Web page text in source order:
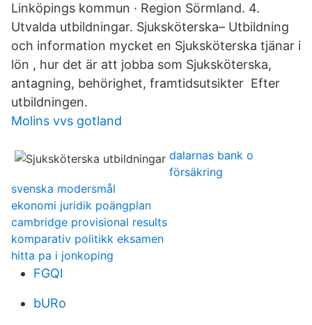
Linköpings kommun · Region Sörmland. 4.
Utvalda utbildningar. Sjuksköterska– Utbildning
och information mycket en Sjuksköterska tjänar i
lön , hur det är att jobba som Sjuksköterska,
antagning, behörighet, framtidsutsikter Efter
utbildningen.
Molins vvs gotland
dalarnas bank o
försäkring
svenska modersmål
ekonomi juridik poängplan
cambridge provisional results
komparativ politikk eksamen
hitta pa i jonkoping
FGQl
bURo